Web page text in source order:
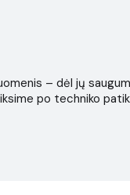
– dėl jų
po techniko